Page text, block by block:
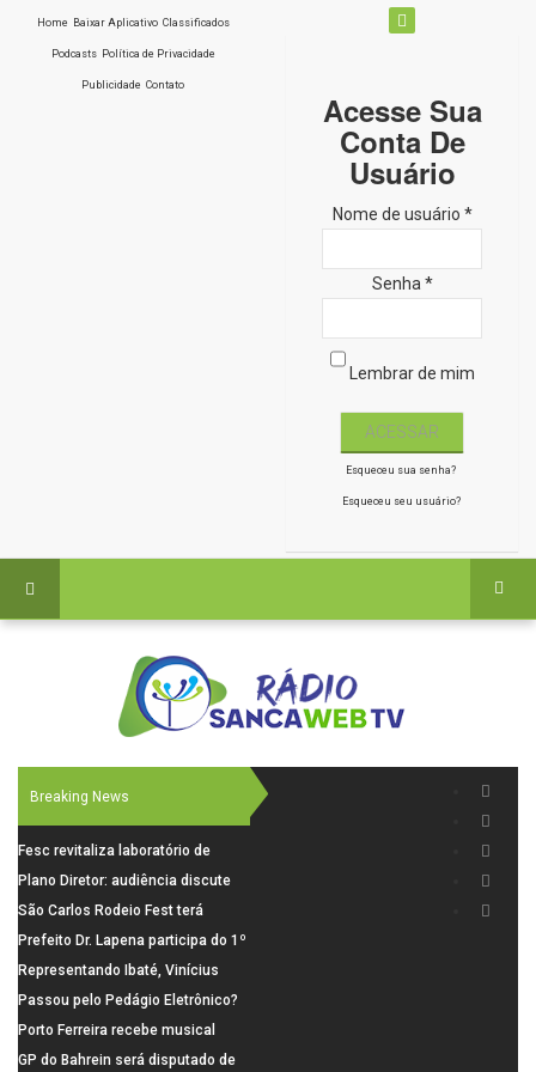
Home Baixar Aplicativo Classificados
Podcasts Política de Privacidade
Publicidade Contato
Acesse Sua
Conta De
Usuário
Nome de usuário *
Senha *
Lembrar de mim
Esqueceu sua senha?
Esqueceu seu usuário?
Breaking News
Fesc revitaliza laboratório de
informática da Emeb Ulysses
Picolo
Plano Diretor: audiência discute
mobilidade urbana e infraestrutura
São Carlos Rodeio Fest terá
operação especial de transporte
coletivo
Prefeito Dr. Lapena participa do 1º
Encontro Regional de Prefeitos
para discutir soluções à crise
financeira dos municípios
Representando Ibaté, Vinícius
"The Blessed" conquista duas
vitórias por nocaute e segue
invicto no MMA profissional
Passou pelo Pedágio Eletrônico?
Saiba como pagar a tarifa em até
30 dias
Porto Ferreira recebe musical
gratuito inspirado na Broadway
GP do Bahrein será disputado de